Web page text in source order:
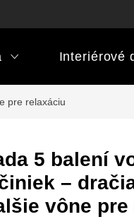
Interiérové
pre relaxáciu
5 balení
–
vône pre